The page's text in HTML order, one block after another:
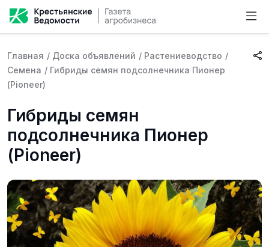
Главная / Доска объявлений / Растениеводство /
Семена / Гибриды семян подсолнечника Пионер
(Pioneer)
Гибриды семян
подсолнечника Пионер
(Pioneer)